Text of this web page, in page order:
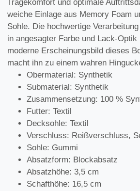
Tragekomfort und optimale
weiche Einlage aus Memory Foam
Sohle. Die hochwertige
in angesagter Farbe und Lack-Optik
moderne Erscheinungsbild dieses
macht ihn zu einem wahren
Obermaterial: Synthetik
Submaterial: Synthetik
Zusammensetzung: 100 %
Futter: Textil
Decksohle: Textil
Verschluss: Reißverschluss,
Sohle: Gummi
Absatzform: Blockabsatz
Absatzhöhe: 3,5 cm
Schafthöhe: 16,5 cm